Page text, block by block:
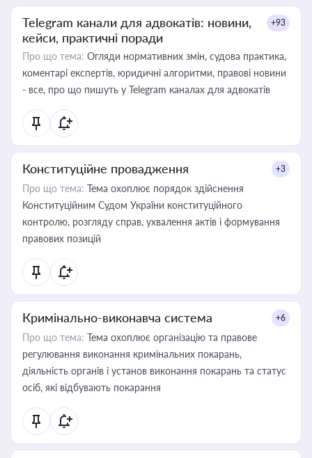
Telegram канали для адвокатів: новини,
кейси, практичні поради
+93
Про що тема: Огляди нормативних змін, судова практика,
коментарі експертів, юридичні алгоритми, правові новини
- все, про що пишуть у Telegram каналах для адвокатів
Конституційне провадження +3
Про що тема: Тема охоплює порядок здійснення
Конституційним Судом України конституційного
контролю, розгляду справ, ухвалення актів і формування
правових позицій
Кримінально-виконавча система +6
Про що тема: Тема охоплює організацію та правове
регулювання виконання кримінальних покарань,
діяльність органів і установ виконання покарань та статус
осіб, які відбувають покарання